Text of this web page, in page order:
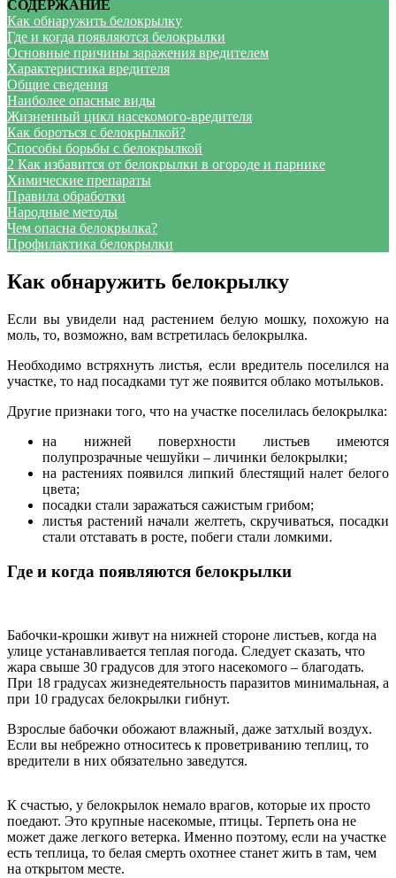
СОДЕРЖАНИЕ
Как обнаружить белокрылку
Где и когда появляются белокрылки
Основные причины заражения вредителем
Характеристика вредителя
Общие сведения
Наиболее опасные виды
Жизненный цикл насекомого-вредителя
Как бороться с белокрылкой?
Способы борьбы с белокрылкой
2 Как избавится от белокрылки в огороде и парнике
Химические препараты
Правила обработки
Народные методы
Чем опасна белокрылка?
Профилактика белокрылки
Как обнаружить белокрылку
Если вы увидели над растением белую мошку, похожую на
моль, то, возможно, вам встретилась белокрылка.
Необходимо встряхнуть листья, если вредитель поселился на
участке, то над посадками тут же появится облако мотыльков.
Другие признаки того, что на участке поселилась белокрылка:
на нижней поверхности листьев имеются
полупрозрачные чешуйки – личинки белокрылки;
на растениях появился липкий блестящий налет белого
цвета;
посадки стали заражаться сажистым грибом;
листья растений начали желтеть, скручиваться, посадки
стали отставать в росте, побеги стали ломкими.
Где и когда появляются белокрылки
Бабочки-крошки живут на нижней стороне листьев, когда на
улице устанавливается теплая погода. Следует сказать, что
жара свыше 30 градусов для этого насекомого – благодать.
При 18 градусах жизнедеятельность паразитов минимальная, а
при 10 градусах белокрылки гибнут.
Взрослые бабочки обожают влажный, даже затхлый воздух.
Если вы небрежно относитесь к проветриванию теплиц, то
вредители в них обязательно заведутся.
К счастью, у белокрылок немало врагов, которые их просто
поедают. Это крупные насекомые, птицы. Терпеть она не
может даже легкого ветерка. Именно поэтому, если на участке
есть теплица, то белая смерть охотнее станет жить в там, чем
на открытом месте.